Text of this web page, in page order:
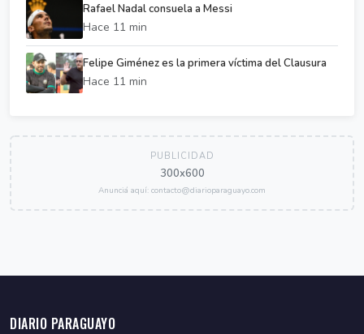
Rafael Nadal consuela a Messi
Hace 11 min
Felipe Giménez es la primera víctima del Clausura
Hace 11 min
PUBLICIDAD
300x600
Anunciá aquí: contacto@diarioparaguayo.com
DIARIO PARAGUAYO